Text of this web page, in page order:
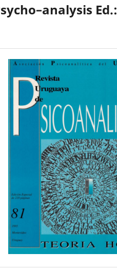
Ed.: